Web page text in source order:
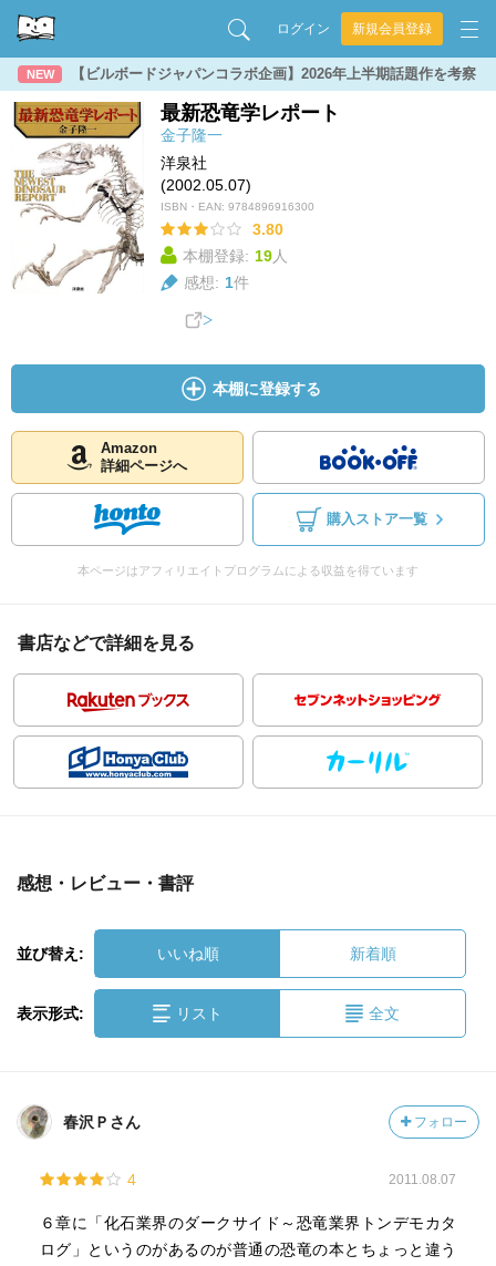
ログイン 新規会員登録
NEW 【ビルボードジャパンコラボ企画】2026年上半期話題作を考察
最新恐竜学レポート
金子隆一
洋泉社
(2002.05.07)
ISBN・EAN: 9784896916300
3.80
本棚登録: 19人
感想: 1件
本棚に登録する
Amazon
詳細ページへ
購入ストア一覧
本ページはアフィリエイトプログラムによる収益を得ています
書店などで詳細を見る
感想・レビュー・書評
並び替え: いいね順 新着順
表示形式: リスト 全文
春沢Ｐさん フォロー
4 2011.08.07
６章に「化石業界のダークサイド～恐竜業界トンデモカタ
ログ」というのがあるのが普通の恐竜の本とちょっと違う